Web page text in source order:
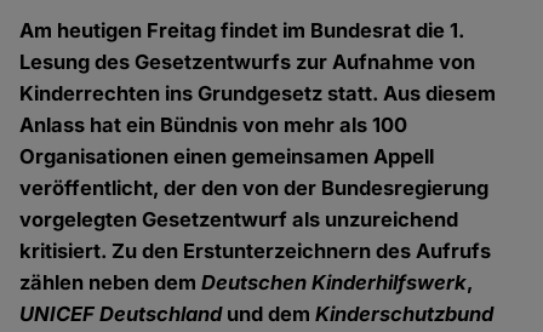
Am heutigen Freitag findet im Bundesrat die 1.
Lesung des Gesetzentwurfs zur Aufnahme von
Kinderrechten ins Grundgesetz statt. Aus diesem
Anlass hat ein Bündnis von mehr als 100
Organisationen einen gemeinsamen Appell
veröffentlicht, der den von der Bundesregierung
vorgelegten Gesetzentwurf als unzureichend
kritisiert. Zu den Erstunterzeichnern des Aufrufs
zählen neben demDeutschen Kinderhilfswerk,
UNICEF Deutschlandund demKinderschutzbund